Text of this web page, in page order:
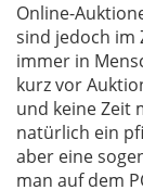
Online-
sind jedoch
immer in
kurz vor
und keine Zeit
natürlich ein
aber eine
man auf dem